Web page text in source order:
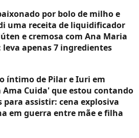
por bolo de milho e
uma receita de liquidificador
e cremosa com Ana Maria
leva apenas 7 ingredientes
íntimo de Pilar e Iuri em
Ama Cuida' que estou contando
para assistir: cena explosiva
em guerra entre mãe e filha